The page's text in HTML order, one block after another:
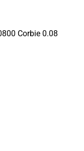
Corbie 0.08